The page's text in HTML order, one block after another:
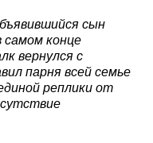
сын
самом конце
вернулся с
парня всей семье
реплики от